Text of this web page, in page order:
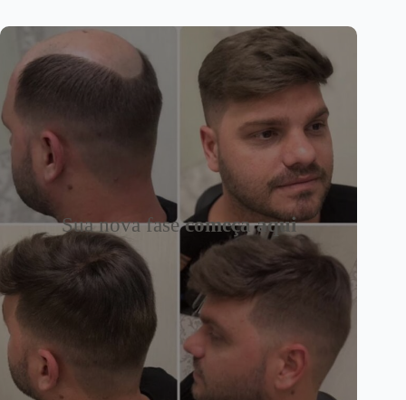
Sua nova fasecomeça aqui